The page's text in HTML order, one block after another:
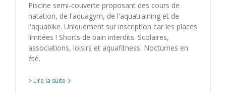
Piscine semi-couverte proposant des cours de
natation, de l'aquagym, de l'aquatraining et de
l'aquabike. Uniquement sur inscription car les places
limitées ! Shorts de bain interdits. Scolaires,
associations, loisirs et aquafitness. Nocturnes en
été.
> Lire la suite